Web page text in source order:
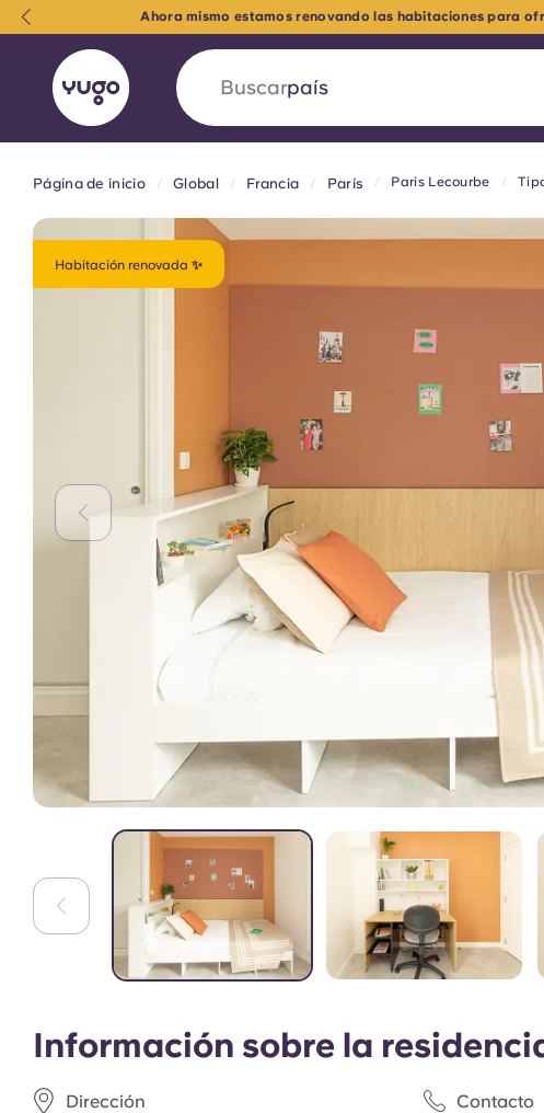
Buscaruniversidad
Acerca deUbicacionesMás
Yugo VCARB: Impulsando una
en el alojamiento para
La colaboración pionera Yugocon VCARB impulsa
la ambición y momentos inolvidables para los
English (GB) English (US)
Portuguese
Ahora mismo estamos renovando las habitaciones para
Página de inicio Global Francia París Paris Lecourbe
Habitación renovada ✨
Información sobre la
Dirección Contacto